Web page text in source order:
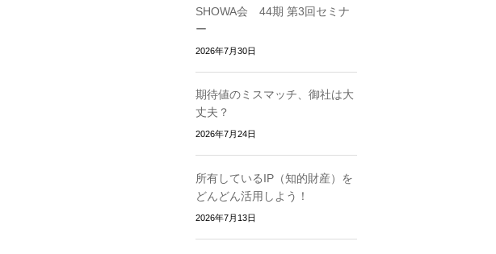
SHOWA会 44期 第3回セミナ
ー
2026年7月30日
期待値のミスマッチ、御社は大
丈夫？
2026年7月24日
所有しているIP（知的財産）を
どんどん活用しよう！
2026年7月13日